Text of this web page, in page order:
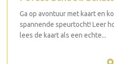
Ga op avontuur met kaart en
spannende speurtocht! Leer
lees de kaart als een echte...